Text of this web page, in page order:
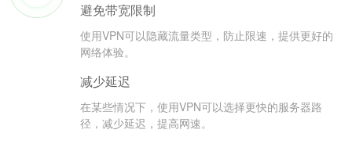
避免带宽限制
使用VPN可以隐藏流量类型，防止限速，提供更好的
网络体验。
减少延迟
在某些情况下，使用VPN可以选择更快的服务器路
径，减少延迟，提高网速。